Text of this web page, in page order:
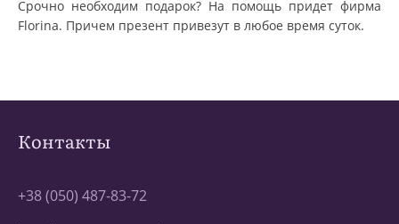
Срочно необходим подарок? На помощь придет фирма
Florina. Причем презент привезут в любое время суток.
Контакты
+38 (050) 487-83-72